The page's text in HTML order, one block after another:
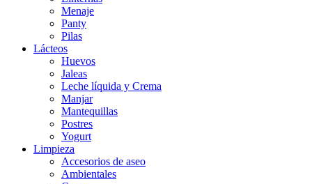
Menaje
Panty
Pilas
Lácteos
Huevos
Jaleas
Leche líquida y Crema
Manjar
Mantequillas
Postres
Yogurt
Limpieza
Accesorios de aseo
Ambientales